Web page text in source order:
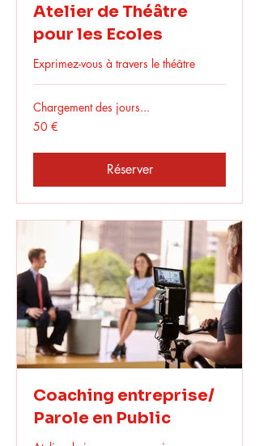
Atelier de Théâtre
pour les Ecoles
Exprimez-vous à travers le théâtre
Chargement des jours...
50
euros
50 €
Réserver
Coaching entreprise/
Parole en Public